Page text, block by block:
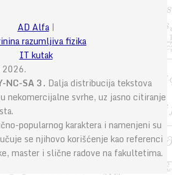
AD Alfa|
razumljiva fizika
IT kutak
NC-SA 3. Dalja distribucija tekstova
nekomercijalne svrhe, uz jasno citiranje
popularnog karaktera i namenjeni su
se njihovo korišćenje kao referenci
master i slične radove na fakultetima.